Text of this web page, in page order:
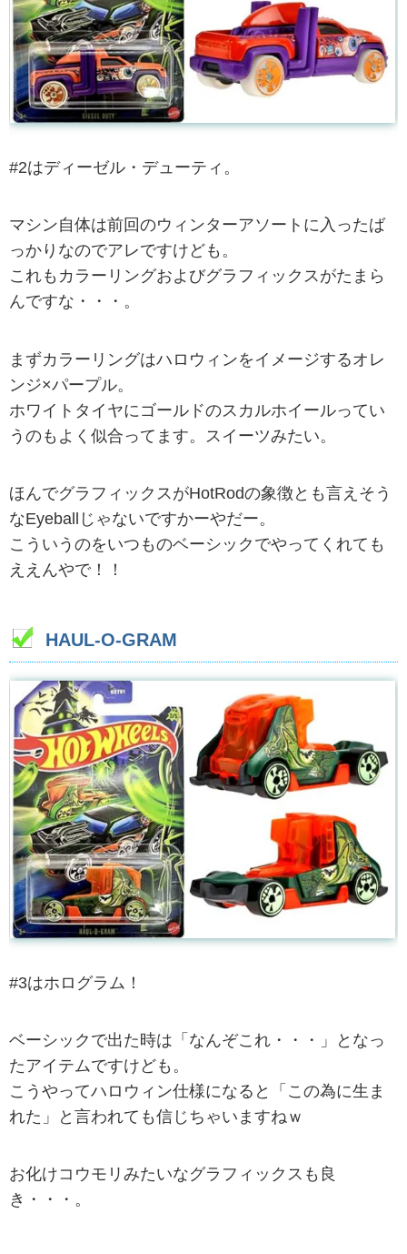
#2はディーゼル・デューティ。
マシン自体は前回のウィンターアソートに入ったば
っかりなのでアレですけども。
これもカラーリングおよびグラフィックスがたまら
んですな・・・。
まずカラーリングはハロウィンをイメージするオレ
ンジ×パープル。
ホワイトタイヤにゴールドのスカルホイールってい
うのもよく似合ってます。スイーツみたい。
ほんでグラフィックスがHotRodの象徴とも言えそう
なEyeballじゃないですかーやだー。
こういうのをいつものベーシックでやってくれても
ええんやで！！
HAUL-O-GRAM
#3はホログラム！
ベーシックで出た時は「なんぞこれ・・・」となっ
たアイテムですけども。
こうやってハロウィン仕様になると「この為に生ま
れた」と言われても信じちゃいますねｗ
お化けコウモリみたいなグラフィックスも良
き・・・。